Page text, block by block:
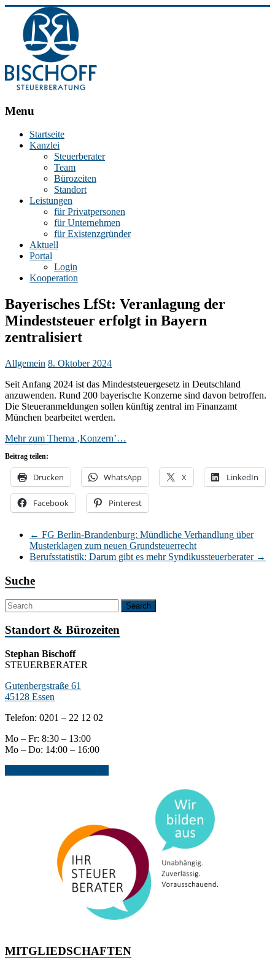
BISCHOFF
Stephan
Steuerberater
Essen
Menu
Startseite
Kanzlei
Steuerberater
Team
Bürozeiten
Standort
Leistungen
für Privatpersonen
für Unternehmen
für Existenzgründer
Aktuell
Portal
Login
Kooperation
Bayerisches LfSt: Veranlagung der
Mindeststeuer erfolgt in Bayern
zentralisiert
Allgemein 8. Oktober 2024
Seit Anfang 2024 ist das Mindeststeuergesetz in Deutschland
anzuwenden. Rund 200 bayerische Konzerne sind davon betroffen.
Die Steueranmeldungen sollen künftig zentral im Finanzamt
München bearbeitet werden.
Mehr zum Thema ‚Konzern’…
Beitrag teilen:
Drucken WhatsApp X LinkedIn
Facebook Pinterest
← FG Berlin-Brandenburg: Mündliche Verhandlung über
Musterklagen zum neuen Grundsteuerrecht
Berufsstatistik: Darum gibt es mehr Syndikussteuerberater →
Suche
Standort & Bürozeiten
Stephan Bischoff
STEUERBERATER
Gutenbergstraße 61
45128 Essen
Telefon: 0201 – 22 12 02
Mo – Fr: 8:30 – 13:00
Mo – Do: 14:00 – 16:00
MITGLIEDSCHAFTEN